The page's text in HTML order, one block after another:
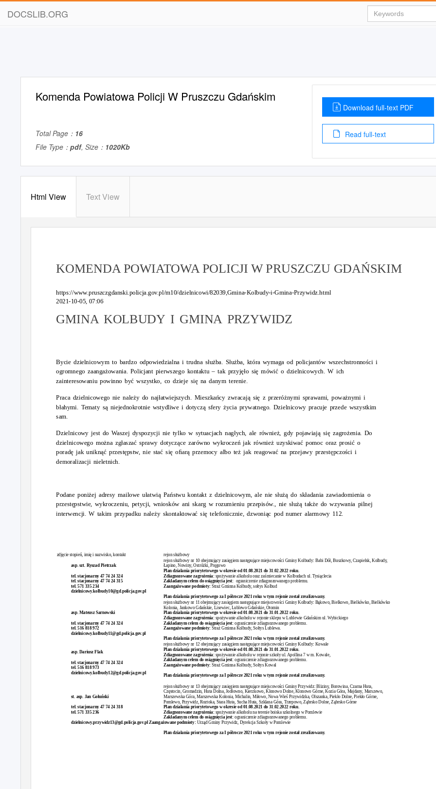
DOCSLIB.ORG
Komenda Powiatowa Policji W Pruszczu Gdańskim
Total Page： 16
File Type： pdf, Size： 1020Kb
Download full-text PDF
Read full-text
Html View Text View
KOMENDA POWIATOWA POLICJI W PRUSZCZU GDAŃSKIM
https://www.pruszczgdanski.policja.gov.pl/m10/dzielnicowi/82039,Gmina-Kolbudy-i-Gmina-Przywidz.html
2021-10-05, 07:06
GMINA KOLBUDY I GMINA PRZYWIDZ
Bycie dzielnicowym to bardzo odpowiedzialna i trudna służba. Służba, która wymaga od policjantów wszechstronności i
ogromnego zaangażowania. Policjant pierwszego kontaktu – tak przyjęło się mówić o dzielnicowych. W ich
zainteresowaniu powinno być wszystko, co dzieje się na danym terenie.
Praca dzielnicowego nie należy do najłatwiejszych. Mieszkańcy zwracają się z przeróżnymi sprawami, poważnymi i
błahymi. Tematy są niejednokrotnie wstydliwe i dotyczą sfery życia prywatnego. Dzielnicowy pracuje przede wszystkim
sam.
Dzielnicowy jest do Waszej dyspozycji nie tylko w sytuacjach nagłych, ale również, gdy pojawiają się zagrożenia. Do
dzielnicowego można zgłaszać sprawy dotyczące zarówno wykroczeń jak również uzyskiwać pomoc oraz prosić o
poradę jak uniknąć przestępstw, nie stać się oﬁarą przemocy albo też jak reagować na przejawy przestępczości i
demoralizacji nieletnich.
Podane poniżej adresy mailowe ułatwią Państwu kontakt z dzielnicowym, ale nie służą do składania zawiadomienia o
przestępstwie, wykroczeniu, petycji, wniosków ani skarg w rozumieniu przepisów., nie służą także do wzywania pilnej
interwencji. W takim przypadku należy skontaktować się telefonicznie, dzwoniąc pod numer alarmowy 112.
zdjęcie stopień, imię i nazwisko, kontakt rejon służbowy
rejon służbowy nr 10 obejmujący zasięgiem następujące miejscowości Gminy Kolbudy: Babi Dół, Buszkowy, Czapielsk, Kolbudy,
Łapino, Nowiny, Ostróżki, Pręgowo
asp. szt. Ryszad Pietrzak
Plan działania priorytetowego w okresie od 01.08.2021 do 31.02.2022 roku.
Zdiagnozowane zagrożenia: spożywanie alkoholu oraz zaśmiecanie w Kolbudach ul. Tysiąclecia
Zakładanym celem do osiągnięcia jest:
ograniczenie zdiagnozowanego problemu.
Zaangażowane podmioty: Straż Gminna Kolbudy, sołtys Kolbud
tel. stacjonarny 47 74 24 324
tel. stacjonarny 47 74 24 315
tel. 571 335 234
dzielnicowy.kolbudy10@gd.policja.gov.pl
Plan działania priorytetowego za I półrocze 2021 roku w tym rejonie został zrealizowany.
rejon służbowy nr 11 obejmujący zasięgiem następujące miejscowości Gminy Kolbudy: Bąkowo, Bielkowo, Bielkówko, Bielkówko
Kolonia, Jankowo Gdańskie, Lisewiec, Lublewo Gdańskie, Otomin
asp. Mateusz Sarnowski
Plan działania priorytetowego w okresie od 01.08.2021 do 31.01.2022 roku.
Zdiagnozowane zagrożenia: spożywanie alkoholu w rejonie sklepu w Lublewie Gdańskim ul. Wybickiego
Zakładanym celem do osiągnięcia jest:ograniczenie zdiagnozowanego problemu.
Zaangażowane podmioty: Straż Gminna Kolbudy, Sołtys Lublewa.
tel. stacjonarny 47 74 24 324
tel. 516 818 972
dzielnicowy.kolbudy11@gd.policja.gov.pl
Plan działania priorytetowego za I półrocze 2021 roku w tym rejonie został zrealizowany.
rejon służbowy nr 12 obejmujący zasięgiem następujące miejscowości Gminy Kolbudy: Kowale
Plan działania priorytetowego w okresie od 01.08.2021 do 31.01.2022 roku.
Zdiagnozowane zagrożenia: spożywanie alkoholu w rejonie szkoły ul. Apollina 7 w m. Kowale,
Zakładanym celem do osiągnięcia jest:ograniczenie zdiagnozowanego problemu.
Zaangażowane podmioty: Straż Gminna Kolbudy, Sołtys Kowal
asp. Dariusz Flak
tel. stacjonarny 47 74 24 324
tel. 516 818 973
dzielnicowy.kolbudy12@gd.policja.gov.pl
Plan działania priorytetowego za I półrocze 2021 roku w tym rejonie został zrealizowany.
rejon służbowy nr 13 obejmujący zasięgiem następujące miejscowości Gminy Przywidz: Bliziny, Borowina, Czarna Huta,
Częstocin, Gromadzin, Huta Dolna, Jodłowno, Kierzkowo, Klonowo Dolne, Klonowo Górne, Kozia Góra, Majdany, Marszewo,
Marszewska Góra, Marszewska Kolonia, Michalin, Miłowo, Nowa Wieś Przywidzka, Olszanka, Piekło Dolne, Piekło Górne,
Pomlewo, Przywidz, Roztoka, Stara Huta, Sucha Huta, Szklana Góra, Trzepowo, Ząbrsko Dolne, Ząbrsko Górne
Plan działania priorytetowego w okresie od 01.08.2021 do 31.02.2022 roku.
st. asp. Jan Gołuński
tel. stacjonarny 47 74 24 318
tel. 571 335 236 Zdiagnozowane zagrożenia: spożywanie alkoholu na terenie boiska szkolnego w Pomlewie
Zakładanym celem do osiągnięcia jest:ograniczenie zdiagnozowanego problemu.
dzielnicowy.przywidz13@gd.policja.gov.pl Zaangażowane podmioty: Urząd Gminy Przywidz, Dyrekcja Szkoły w Pomlewie
Plan działania priorytetowego za I półrocze 2021 roku w tym rejonie został zrealizowany.